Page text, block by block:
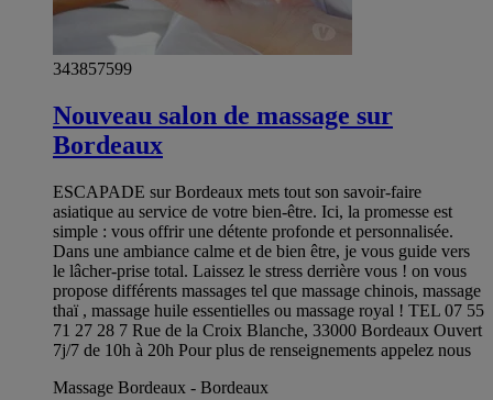
343857599
Nouveau salon de massage sur
Bordeaux
ESCAPADE sur Bordeaux mets tout son savoir-faire
asiatique au service de votre bien-être. Ici, la promesse est
simple : vous offrir une détente profonde et personnalisée.
Dans une ambiance calme et de bien être, je vous guide vers
le lâcher-prise total. Laissez le stress derrière vous ! on vous
propose différents massages tel que massage chinois, massage
thaï , massage huile essentielles ou massage royal ! TEL 07 55
71 27 28 7 Rue de la Croix Blanche, 33000 Bordeaux Ouvert
7j/7 de 10h à 20h Pour plus de renseignements appelez nous
Massage Bordeaux - Bordeaux